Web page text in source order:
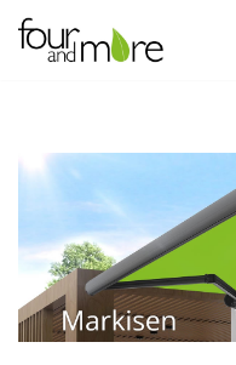
Zum